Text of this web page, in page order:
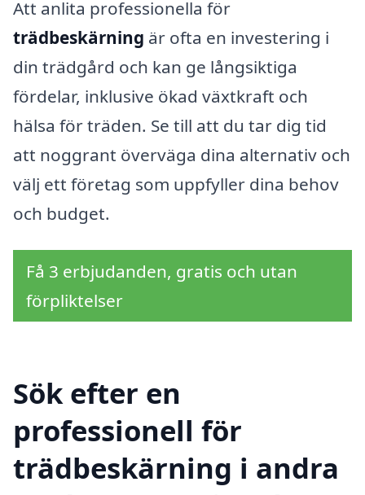
Att anlita professionella för
trädbeskärning är ofta en investering i
din trädgård och kan ge långsiktiga
fördelar, inklusive ökad växtkraft och
hälsa för träden. Se till att du tar dig tid
att noggrant överväga dina alternativ och
välj ett företag som uppfyller dina behov
och budget.
Få 3 erbjudanden, gratis och utan
förpliktelser
Sök efter en
professionell för
trädbeskärning i andra